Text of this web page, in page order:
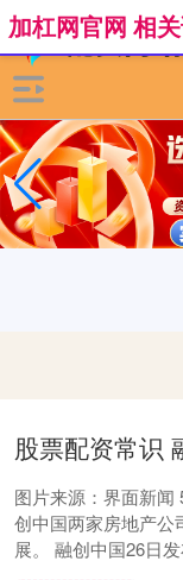
加杠网官网 相
图片来源：界面新闻
创中国两家房地产公
展。 融创中国26日
境外美元票据、可转